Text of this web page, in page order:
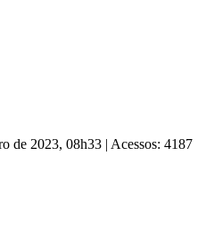
de 2023, 08h33 | Acessos: 4187